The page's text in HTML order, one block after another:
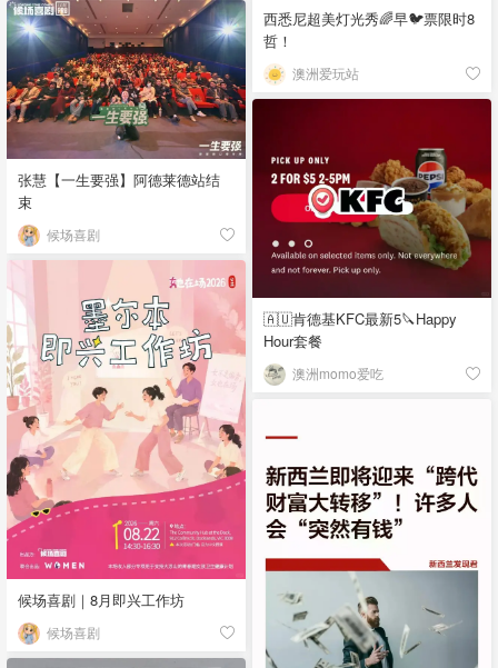
西悉尼超美灯光秀🌈早🐦票限时8
哲！
澳洲爱玩站
张慧【一生要强】阿德莱德站结
束
候场喜剧
🇦🇺肯德基KFC最新5🔪Happy
Hour套餐
澳洲momo爱吃
候场喜剧｜8月即兴工作坊
候场喜剧